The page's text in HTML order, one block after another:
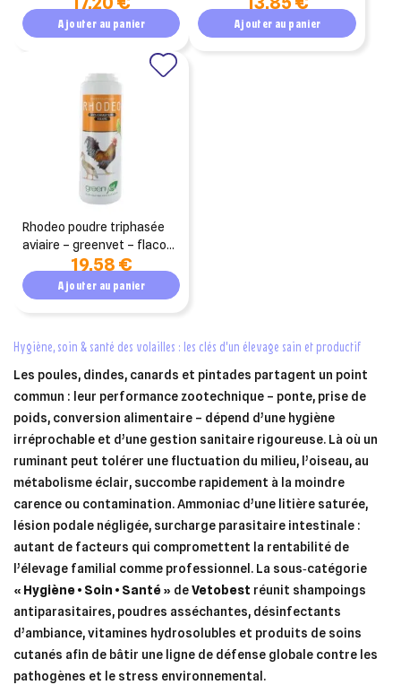
avec pinceauAjouter au panier
125 g
Ajouter au panier
rhodeo poudre triphasée
aviaire – greenvet – flacon
poudreur 250 g
19,58 €
Ajouter au panier
hygiène, soin & santé des volailles : les clés d’un élevage sain et productif
Les poules, dindes, canards et pintades partagent un point
commun : leur performance zootechnique – ponte, prise de
poids, conversion alimentaire – dépend d’une hygiène
irréprochable et d’une gestion sanitaire rigoureuse. Là où un
ruminant peut tolérer une fluctuation du milieu, l’oiseau, au
métabolisme éclair, succombe rapidement à la moindre
carence ou contamination. Ammoniac d’une litière saturée,
lésion podale négligée, surcharge parasitaire intestinale :
autant de facteurs qui compromettent la rentabilité de
l’élevage familial comme professionnel. La sous‑catégorie
« Hygiène • Soin • Santé » deVetobest réunit shampoings
antiparasitaires, poudres asséchantes, désinfectants
d’ambiance, vitamines hydrosolubles et produits de soins
cutanés afin de bâtir une ligne de défense globale contre les
pathogènes et le stress environnemental.